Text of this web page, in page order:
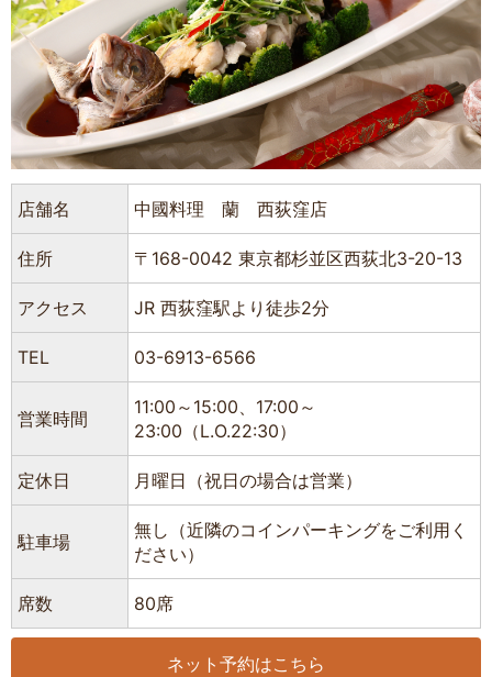
店舗名 中國料理 蘭 西荻窪店
住所 〒168-0042 東京都杉並区西荻北3-20-13
アクセス JR 西荻窪駅より徒歩2分
TEL 03-6913-6566
営業時間
11:00～15:00、17:00～
23:00（L.O.22:30）
定休日 月曜日（祝日の場合は営業）
駐車場
無し（近隣のコインパーキングをご利用く
ださい）
席数 80席
ネット予約はこちら